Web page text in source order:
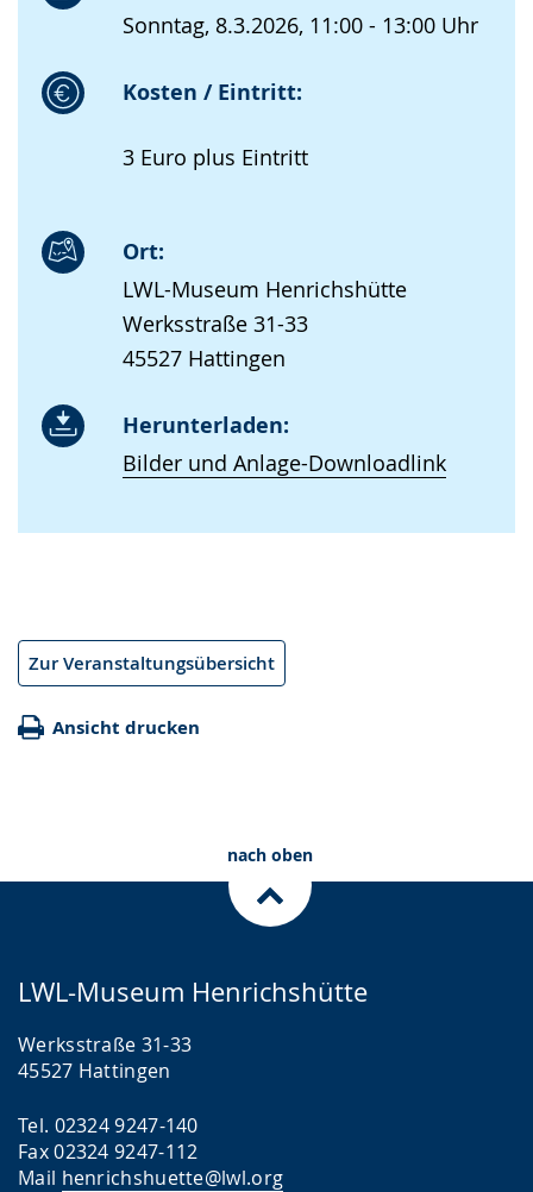
Sonntag, 8.3.2026, 11:00 - 13:00 Uhr
Kosten / Eintritt:
3 Euro plus Eintritt
Ort:
LWL-Museum Henrichshütte
Werksstraße 31-33
45527 Hattingen
Herunterladen:
Bilder und Anlage-Downloadlink
Zur Veranstaltungsübersicht
Ansicht drucken
nach oben
LWL-Museum Henrichshütte
Werksstraße 31-33
45527 Hattingen
Tel. 02324 9247-140
Fax 02324 9247-112
Mail henrichshuette@lwl.org